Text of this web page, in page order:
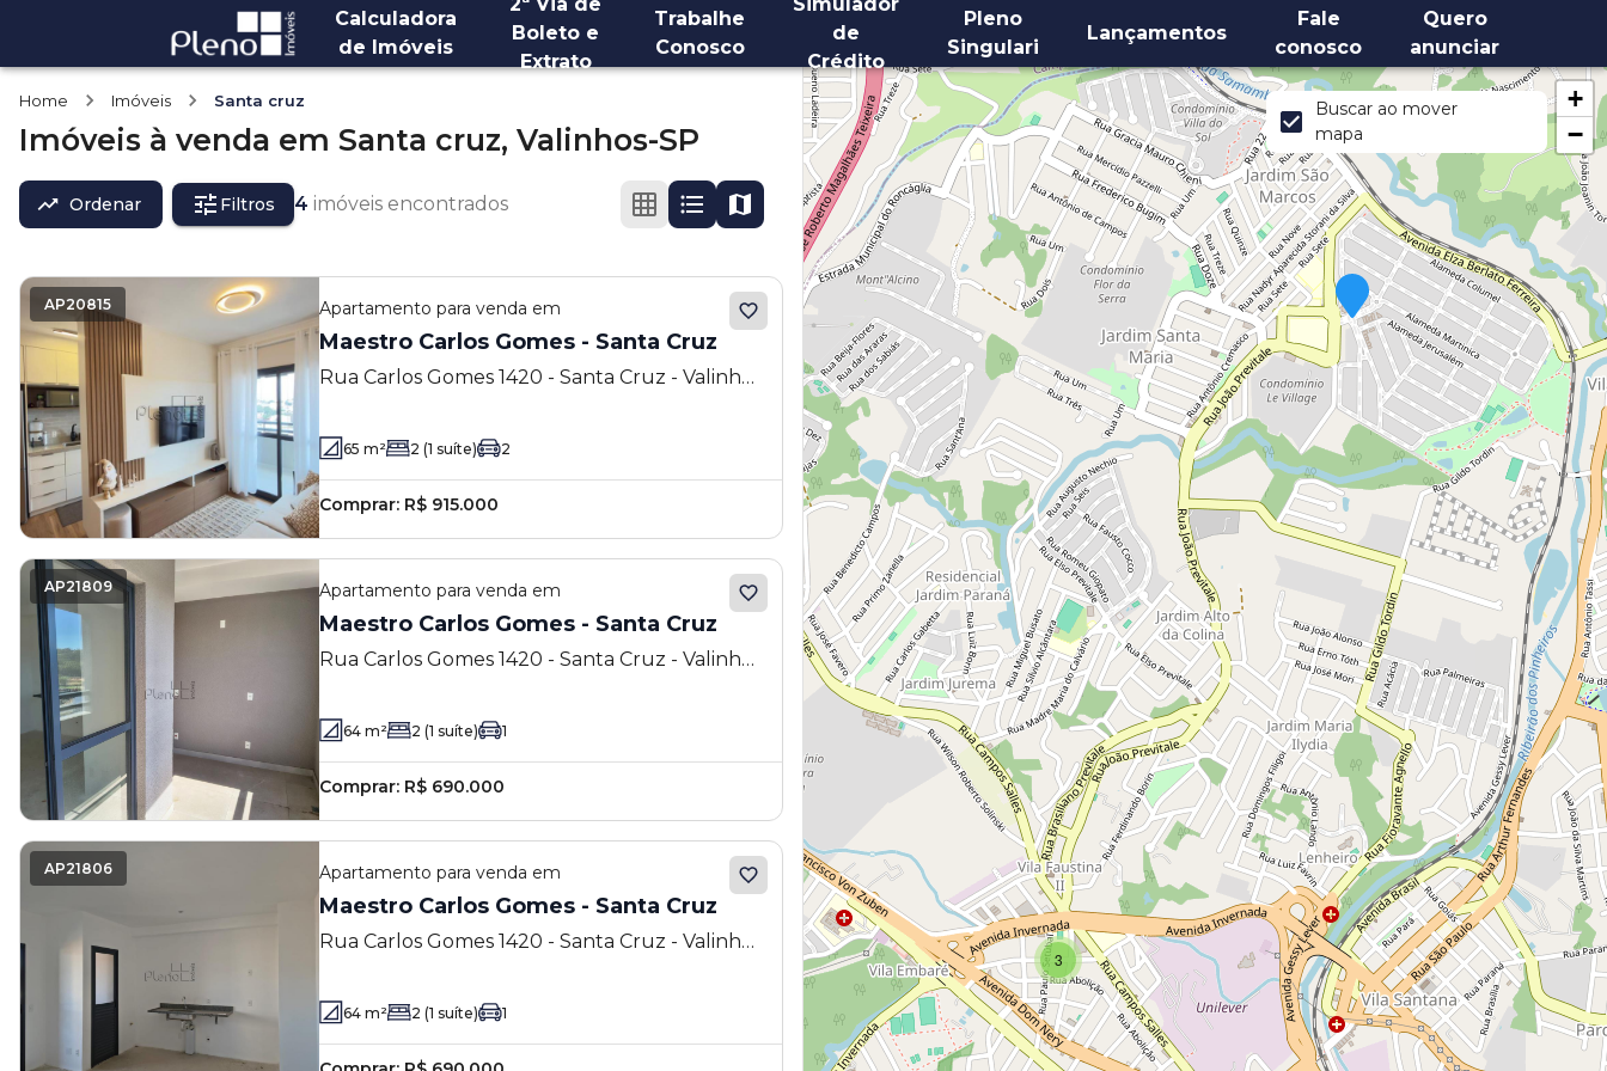
Calculadora
de Imóveis
Boleto e
Extrato
Trabalhe
Conosco
de
Crédito
Pleno
Singulari
Lançamentos
Fale
conosco
Quero
anunciar
Home Imóveis Santa cruz
Imóveis à venda em Santa cruz, Valinhos-SP
Ordenar Filtros 4 imóveis encontrados
AP20815 Apartamento para venda em
Maestro Carlos Gomes - Santa Cruz
Rua Carlos Gomes 1420 - Santa Cruz - Valinhos
65 m² 2 (1 suíte) 2
Comprar: R$ 915.000
AP21809 Apartamento para venda em
Maestro Carlos Gomes - Santa Cruz
Rua Carlos Gomes 1420 - Santa Cruz - Valinhos
64 m² 2 (1 suíte) 1
Comprar: R$ 690.000
AP21806 Apartamento para venda em
Maestro Carlos Gomes - Santa Cruz
Rua Carlos Gomes 1420 - Santa Cruz - Valinhos
64 m² 2 (1 suíte) 1
3
+
−
Buscar ao mover
mapa